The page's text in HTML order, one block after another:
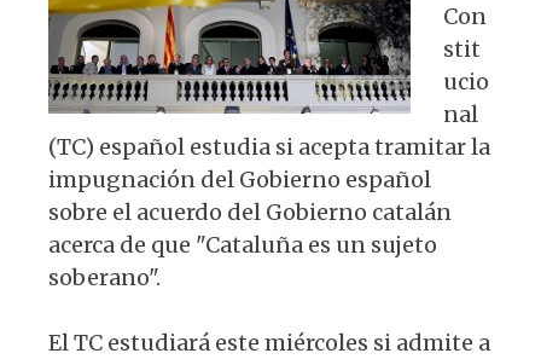
Con
stit
ucio
nal
(TC) español estudia si acepta tramitar la
impugnación del Gobierno español
sobre el acuerdo del Gobierno catalán
acerca de que "Cataluña es un sujeto
soberano".
El TC estudiará este miércoles si admite a